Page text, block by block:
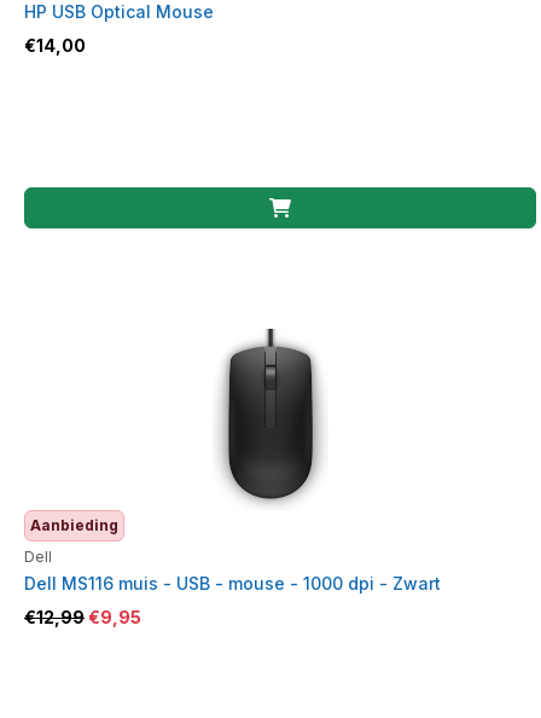
HP USB Optical Mouse
€14,00
Aanbieding
Dell
Dell MS116 muis - USB - mouse - 1000 dpi - Zwart
€12,99€9,95